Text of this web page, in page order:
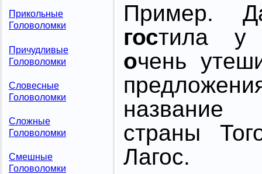
Прикольные
Головоломки
Причудливые
Головоломки
Словесные
Головоломки
Сложные
Головоломки
Смешные
Головоломки
Пример.
гостила у
очень
страны
Лагос.